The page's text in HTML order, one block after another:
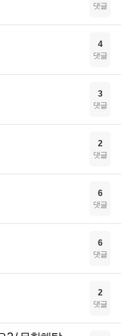
댓글
4
댓글
3
댓글
2
댓글
6
댓글
6
댓글
2
댓글